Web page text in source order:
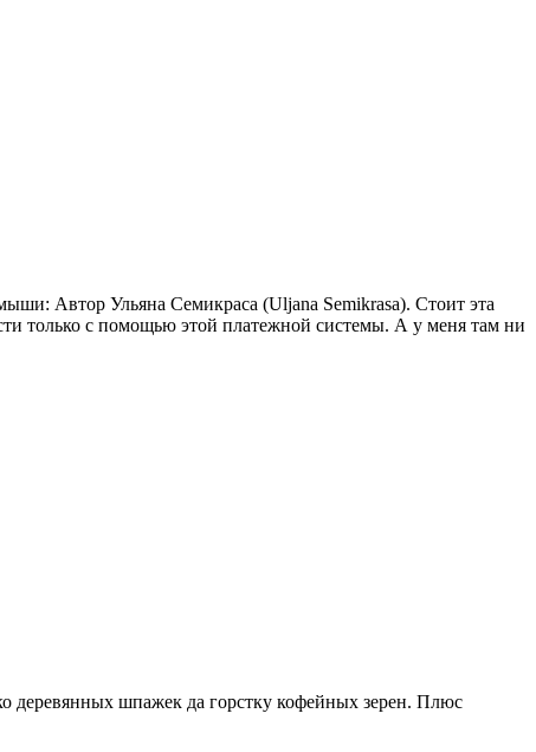
Автор Ульяна Семикраса (Uljana Semikrasa). Стоит эта
только с помощью этой платежной системы. А у меня там ни
деревянных шпажек да горстку кофейных зерен. Плюс